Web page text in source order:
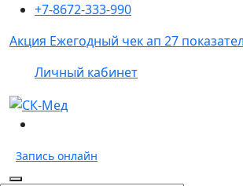
+7-8672-333-990
Акция Ежегодный чек ап 27
Личный кабинет
Запись онлайн